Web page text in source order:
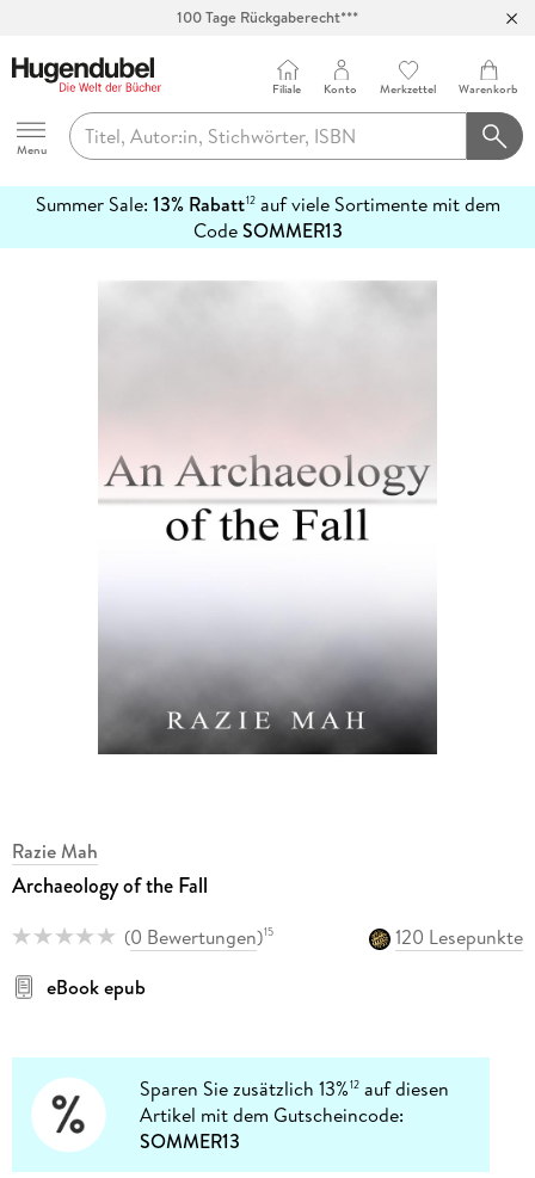
100 Tage Rückgaberecht***
Hugendubel
Menu
Filiale Konto Merkzettel Warenkorb
Summer Sale: 13% Rabatt12auf viele Sortimente mit dem
CodeSOMMER13
erfahren
Razie Mah
Archaeology of the Fall
(0 Bewertungen)15
120 Lesepunkte
eBook epub
Sparen Sie zusätzlich 13%12 auf diesen
Artikel mit dem Gutscheincode:
SOMMER13